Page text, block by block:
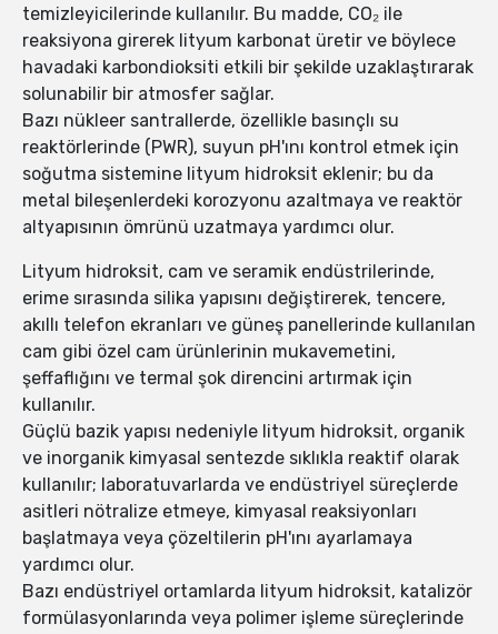
temizleyicilerinde kullanılır. Bu madde, CO₂ ile
reaksiyona girerek lityum karbonat üretir ve böylece
havadaki karbondioksiti etkili bir şekilde uzaklaştırarak
solunabilir bir atmosfer sağlar.
Bazı nükleer santrallerde, özellikle basınçlı su
reaktörlerinde (PWR), suyun pH'ını kontrol etmek için
soğutma sistemine lityum hidroksit eklenir; bu da
metal bileşenlerdeki korozyonu azaltmaya ve reaktör
altyapısının ömrünü uzatmaya yardımcı olur.
Lityum hidroksit, cam ve seramik endüstrilerinde,
erime sırasında silika yapısını değiştirerek, tencere,
akıllı telefon ekranları ve güneş panellerinde kullanılan
cam gibi özel cam ürünlerinin mukavemetini,
şeffaflığını ve termal şok direncini artırmak için
kullanılır.
Güçlü bazik yapısı nedeniyle lityum hidroksit, organik
ve inorganik kimyasal sentezde sıklıkla reaktif olarak
kullanılır; laboratuvarlarda ve endüstriyel süreçlerde
asitleri nötralize etmeye, kimyasal reaksiyonları
başlatmaya veya çözeltilerin pH'ını ayarlamaya
yardımcı olur.
Bazı endüstriyel ortamlarda lityum hidroksit, katalizör
formülasyonlarında veya polimer işleme süreçlerinde